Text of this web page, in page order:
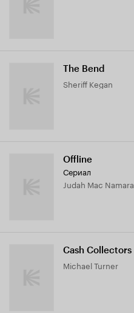
The Bend
Sheriff Kegan
Offline
Сериал
Judah Mac Namara
Cash Collectors
Michael Turner